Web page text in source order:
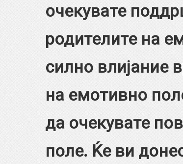
очекувате
родителите на
силно влијание
на емотивно
да очекувате
поле. Ќе ви